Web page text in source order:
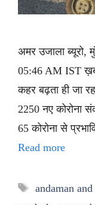
अमर उजाला ब्यूरो,
05:46 AM IST
कहर बढ़ता ही जा
2250 नए कोरोना
65 कोरोना से
Read more
Tags
andaman